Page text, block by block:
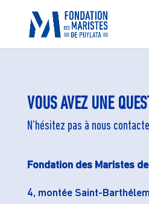
VOUS AVEZ UNE
N’hésitez pas à nous
Fondation des Maristes
4, montée Saint-